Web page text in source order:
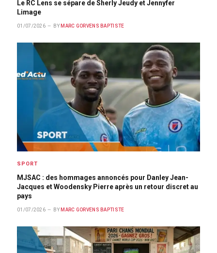
Le RC Lens se sépare de Sherly Jeudy et Jennyfer
Limage
01/07/2026 BY MARC GORVENS BAPTISTE
SPORT
MJSAC : des hommages annoncés pour Danley Jean-
Jacques et Woodensky Pierre après un retour discret au
pays
01/07/2026 BY MARC GORVENS BAPTISTE